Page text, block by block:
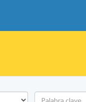
Palabra